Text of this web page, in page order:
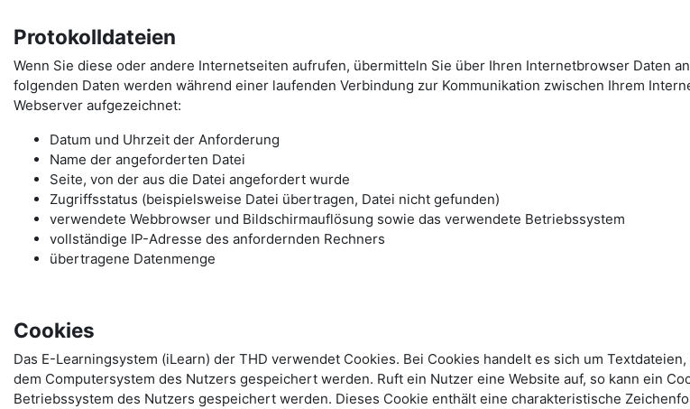
Protokolldateien
Wenn Sie diese oder andere Internetseiten aufrufen, übermitteln Sie über Ihren Internetbrowser Daten
folgenden Daten werden während einer laufenden Verbindung zur Kommunikation zwischen Ihrem
Webserver aufgezeichnet:
Datum und Uhrzeit der Anforderung
Name der angeforderten Datei
Seite, von der aus die Datei angefordert wurde
Zugriffsstatus (beispielsweise Datei übertragen, Datei nicht gefunden)
verwendete Webbrowser und Bildschirmauflösung sowie das verwendete Betriebssystem
vollständige IP-Adresse des anfordernden Rechners
übertragene Datenmenge
Cookies
Das E-Learningsystem (iLearn) der THD verwendet Cookies. Bei Cookies handelt es sich um
dem Computersystem des Nutzers gespeichert werden. Ruft ein Nutzer eine Website auf, so kann ein
Betriebssystem des Nutzers gespeichert werden. Dieses Cookie enthält eine charakteristische